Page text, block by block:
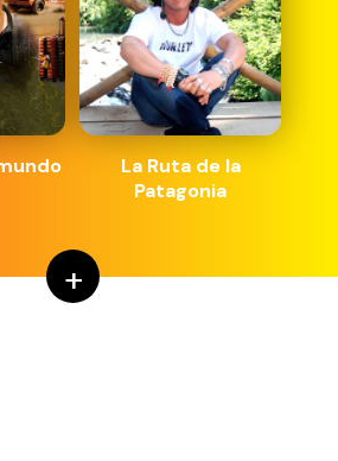
La Ruta de la
Patagonia
+